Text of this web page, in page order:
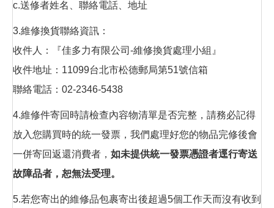
c.送修者姓名、聯絡電話、地址
3.維修換貨聯絡資訊：
收件人：『佳多力有限公司-維修換貨處理小組』
收件地址：11099台北市松德郵局第51號信箱
聯絡電話：02-2346-5438
4.維修件寄回時請檢查內容物清單是否完整，請務必記得
放入您購買時的統一發票，我們處理好您的物品完修後會
一併寄回返還消費者， 如未提供統一發票憑證者逕行寄送
故障品者，恕無法受理。
5.若您寄出的維修品包裹寄出後超過5個工作天而沒有收到